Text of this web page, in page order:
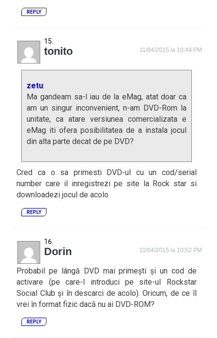
REPLY
tonito 11/04/2015 la 10:49 PM
zetu:
Ma gandeam sa-l iau de la eMag, atat doar ca
am un singur inconvenient, n-am DVD-Rom la
unitate, ca atare versiunea comercializata e
eMag iti ofera posibilitatea de a instala jocul
din alta parte decat de pe DVD?
Cred ca o sa primesti DVD-ul cu un cod/serial
number care il inregistrezi pe site la Rock star si
downloadezi jocul de acolo
REPLY
Dorin 11/04/2015 la 10:52 PM
Probabil pe lângă DVD mai primești și un cod de
activare (pe care-l introduci pe site-ul Rockstar
Social Club și în descarci de acolo). Oricum, de ce îl
vrei în format fizic dacă nu ai DVD-ROM?
REPLY